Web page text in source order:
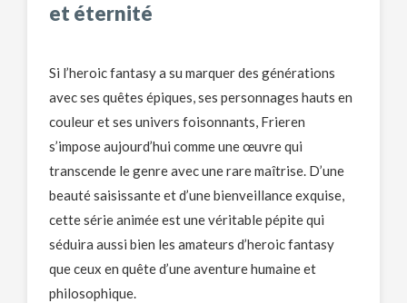
et éternité
Si l’heroic fantasy a su marquer des générations
avec ses quêtes épiques, ses personnages hauts en
couleur et ses univers foisonnants, Frieren
s’impose aujourd’hui comme une œuvre qui
transcende le genre avec une rare maîtrise. D’une
beauté saisissante et d’une bienveillance exquise,
cette série animée est une véritable pépite qui
séduira aussi bien les amateurs d’heroic fantasy
que ceux en quête d’une aventure humaine et
philosophique.